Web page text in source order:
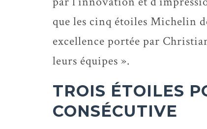
que les cinq étoiles Michelin
excellence portée par
leurs équipes ».
TROIS ÉTOILES
CONSÉCUTIVE